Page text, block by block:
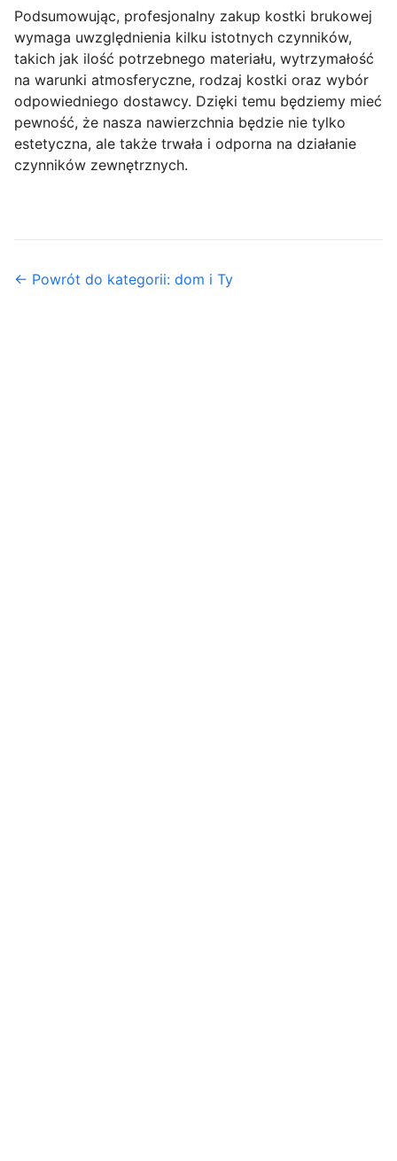
Podsumowując, profesjonalny zakup kostki brukowej
wymaga uwzględnienia kilku istotnych czynników,
takich jak ilość potrzebnego materiału, wytrzymałość
na warunki atmosferyczne, rodzaj kostki oraz wybór
odpowiedniego dostawcy. Dzięki temu będziemy mieć
pewność, że nasza nawierzchnia będzie nie tylko
estetyczna, ale także trwała i odporna na działanie
czynników zewnętrznych.
← Powrót do kategorii: dom i Ty